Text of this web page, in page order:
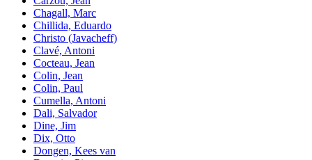
Chagall, Marc
Chillida, Eduardo
Christo (Javacheff)
Clavé, Antoni
Cocteau, Jean
Colin, Jean
Colin, Paul
Cumella, Antoni
Dali, Salvador
Dine, Jim
Dix, Otto
Dongen, Kees van